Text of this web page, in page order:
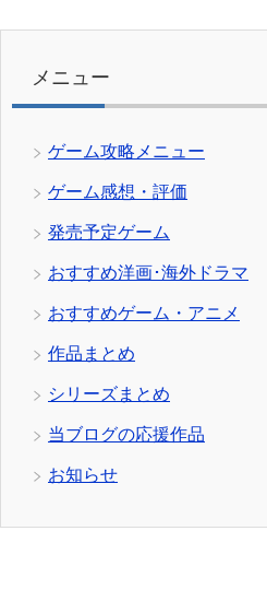
リ
メニュー
ゲーム攻略メニュー
ゲーム感想・評価
発売予定ゲーム
おすすめ洋画･海外ドラマ
おすすめゲーム・アニメ
作品まとめ
シリーズまとめ
当ブログの応援作品
お知らせ